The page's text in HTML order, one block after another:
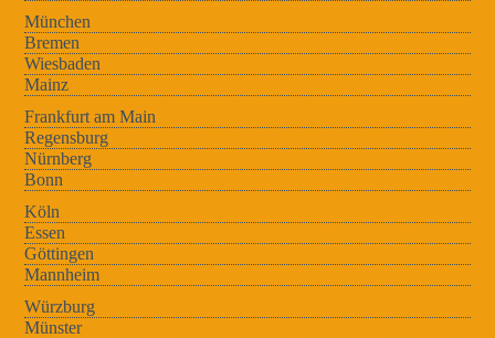
München
Bremen
Wiesbaden
Mainz
Frankfurt am Main
Regensburg
Nürnberg
Bonn
Köln
Essen
Göttingen
Mannheim
Würzburg
Münster